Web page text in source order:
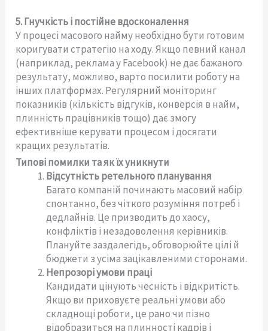
5. Гнучкість і постійне вдосконалення
У процесі масового найму необхідно бути готовим
коригувати стратегію на ходу. Якщо певний канал
(наприклад, реклама у Facebook) не дає бажаного
результату, можливо, варто посилити роботу на
інших платформах. Регулярний моніторинг
показників (кількість відгуків, конверсія в найм,
плинність працівників тощо) дає змогу
ефективніше керувати процесом і досягати
кращих результатів.
Типові помилки та як їх уникнути
Відсутність ретельного планування
Багато компаній починають масовий набір
спонтанно, без чіткого розуміння потреб і
дедлайнів. Це призводить до хаосу,
конфліктів і незадоволення керівників.
Плануйте заздалегідь, обговорюйте цілі й
бюджети з усіма зацікавленими сторонами.
Непрозорі умови праці
Кандидати цінують чесність і відкритість.
Якщо ви приховуєте реальні умови або
складнощі роботи, це рано чи пізно
відобразиться на плинності кадрів і